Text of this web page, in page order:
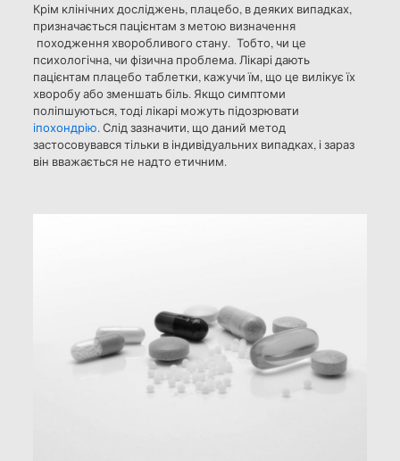
Крім клінічних досліджень, плацебо, в деяких випадках,
призначається пацієнтам з метою визначення
походження хворобливого стану. Тобто, чи це
психологічна, чи фізична проблема. Лікарі дають
пацієнтам плацебо таблетки, кажучи їм, що це вилікує їх
хворобу або зменшать біль. Якщо симптоми
поліпшуються, тоді лікарі можуть підозрювати
іпохондрію. Слід зазначити, що даний метод
застосовувався тільки в індивідуальних випадках, і зараз
він вважається не надто етичним.